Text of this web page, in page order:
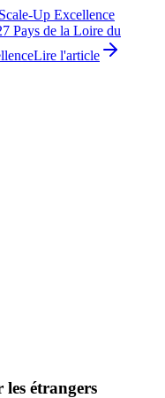
Up Excellence
Pays de la Loire du
Lire l'article
étrangers